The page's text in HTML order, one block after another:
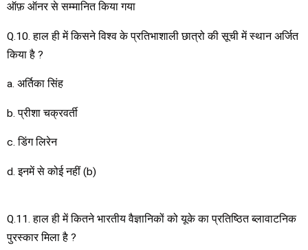
ऑफ़ ऑनर से सम्मानित किया गया
Q.10. हाल ही में किसने विश्व के प्रतिभाशाली छात्रो की सूची में स्थान अर्जित
किया है ?
a. अर्तिका सिंह
b. प्रीशा चक्रवर्ती
c. डिंग लिरेन
d. इनमें से कोई नहीं (b)
Q.11. हाल ही में कितने भारतीय वैज्ञानिकों को यूके का प्रतिष्ठित ब्लावाटनिक
पुरस्कार मिला है ?